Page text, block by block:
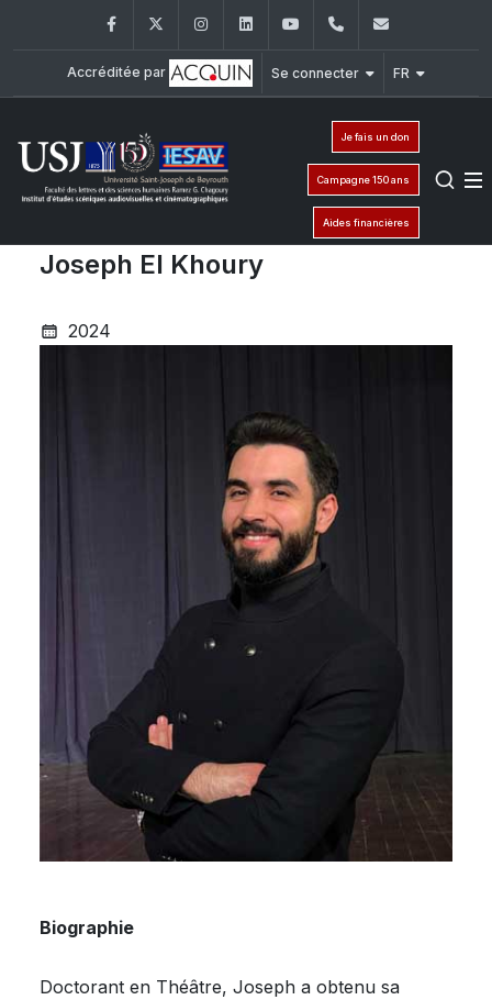
FacebookTwitter InstagramLinkedInYouTube+961 (1) 421 530
Accréditée par Se connecter FR
Je fais un don
Campagne 150 ans
Aides financières
Joseph El Khoury
2024
Biographie
Doctorant en Théâtre, Joseph a obtenu sa